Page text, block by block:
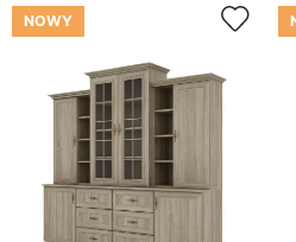
NOWY